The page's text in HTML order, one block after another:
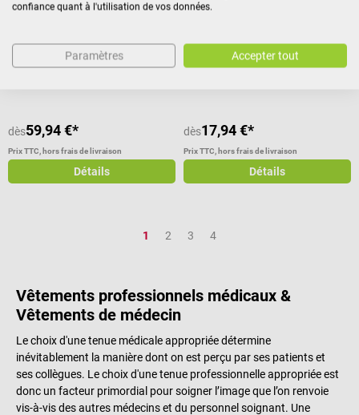
Radioprotection totale avec 0,5
Note moyenne de 5 sur 5 étoiles
dès59,94 €*
Prix TTC, hors frais de livraison
Détails
dès17,94 €*
Prix TTC, hors frais de livraison
Détails
Page
1 Page
2 Page
3 Page
4
Vêtements professionnels médicaux &
Vêtements de médecin
Le choix d'une tenue médicale appropriée détermine
inévitablement la manière dont on est perçu par ses patients et
ses collègues. Le choix d'une tenue professionnelle appropriée est
donc un facteur primordial pour soigner l’image que l’on renvoie
vis-à-vis des autres médecins et du personnel soignant. Une
confiance quant à l'utilisation de vos données.
Paramètres Accepter tout